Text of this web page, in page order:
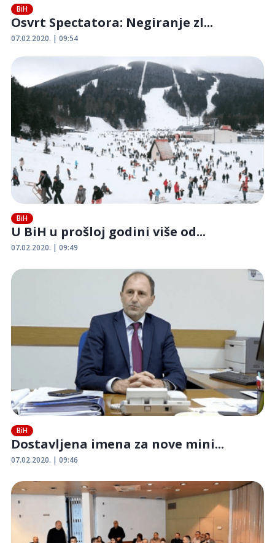
BiH
Osvrt Spectatora: Negiranje zl...
07.02.2020. | 09:54
BiH
U BiH u prošloj godini više od...
07.02.2020. | 09:49
BiH
Dostavljena imena za nove mini...
07.02.2020. | 09:46